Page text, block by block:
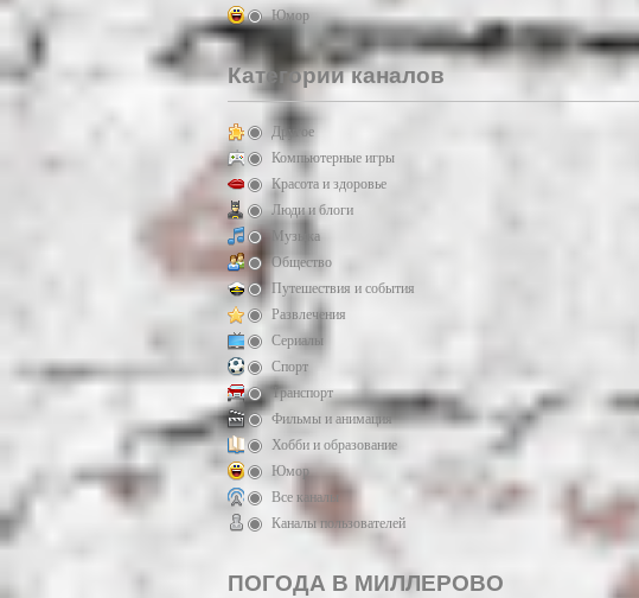
Юмор
Категории каналов
Другое
Компьютерные игры
Красота и здоровье
Люди и блоги
Музыка
Общество
Путешествия и события
Развлечения
Сериалы
Спорт
Транспорт
Фильмы и анимация
Хобби и образование
Юмор
Все каналы
Каналы пользователей
ПОГОДА В МИЛЛЕРОВО